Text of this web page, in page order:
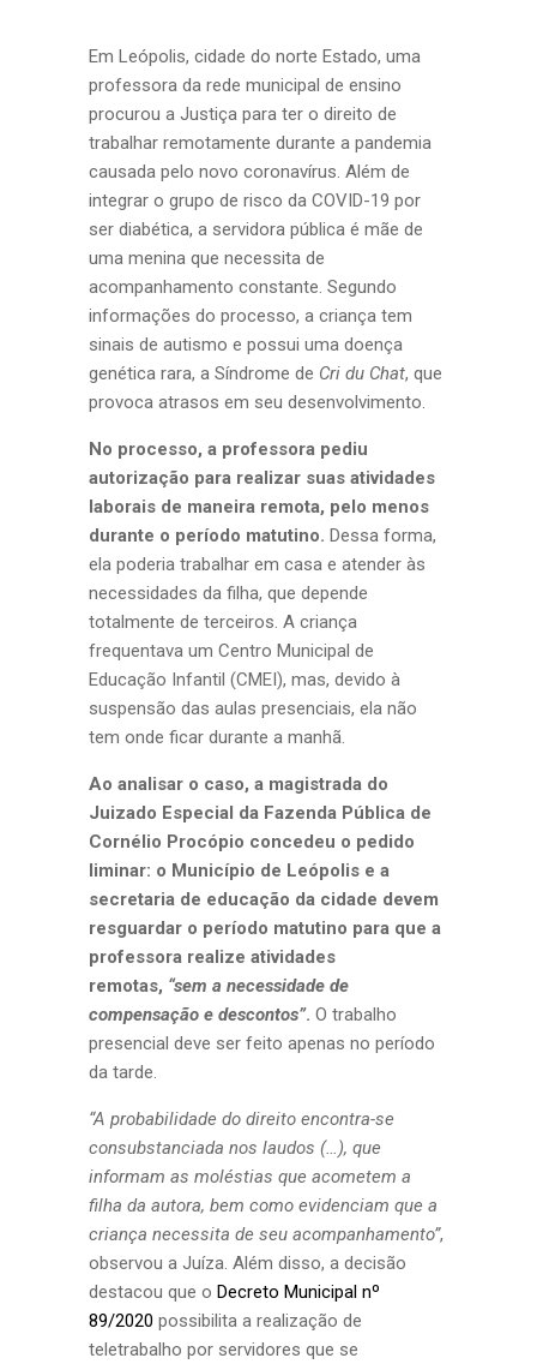
Em Leópolis, cidade do norte Estado, uma
professora da rede municipal de ensino
procurou a Justiça para ter o direito de
trabalhar remotamente durante a pandemia
causada pelo novo coronavírus. Além de
integrar o grupo de risco da COVID-19 por
ser diabética, a servidora pública é mãe de
uma menina que necessita de
acompanhamento constante. Segundo
informações do processo, a criança tem
sinais de autismo e possui uma doença
genética rara, a Síndrome de Cri du Chat, que
provoca atrasos em seu desenvolvimento.
No processo, a professora pediu
autorização para realizar suas atividades
laborais de maneira remota, pelo menos
durante o período matutino. Dessa forma,
ela poderia trabalhar em casa e atender às
necessidades da filha, que depende
totalmente de terceiros. A criança
frequentava um Centro Municipal de
Educação Infantil (CMEI), mas, devido à
suspensão das aulas presenciais, ela não
tem onde ficar durante a manhã.
Ao analisar o caso, a magistrada do
Juizado Especial da Fazenda Pública de
Cornélio Procópio concedeu o pedido
liminar: o Município de Leópolis e a
secretaria de educação da cidade devem
resguardar o período matutino para que a
professora realize atividades
remotas, “sem a necessidade de
compensação e descontos”. O trabalho
presencial deve ser feito apenas no período
da tarde.
“A probabilidade do direito encontra-se
consubstanciada nos laudos (…), que
informam as moléstias que acometem a
filha da autora, bem como evidenciam que a
criança necessita de seu acompanhamento”,
observou a Juíza. Além disso, a decisão
destacou que o Decreto Municipal nº
89/2020 possibilita a realização de
teletrabalho por servidores que se